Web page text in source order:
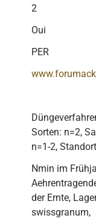
2
Oui
PER
Sorten: n=2,
n=1-2,
Nmin im
der Ernte,
swissgranum,